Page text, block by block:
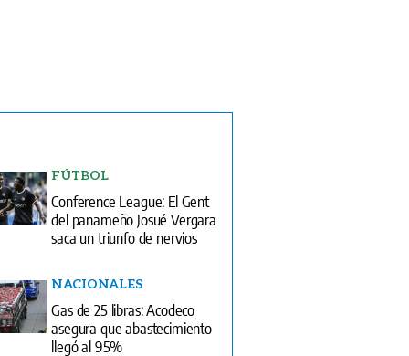
FÚTBOL
Conference League: El Gent
del panameño Josué Vergara
saca un triunfo de nervios
NACIONALES
Gas de 25 libras: Acodeco
asegura que abastecimiento
llegó al 95%